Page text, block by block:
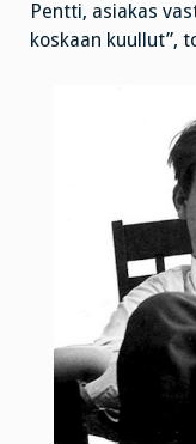
Pentti, asiakas
koskaan kuullut”,